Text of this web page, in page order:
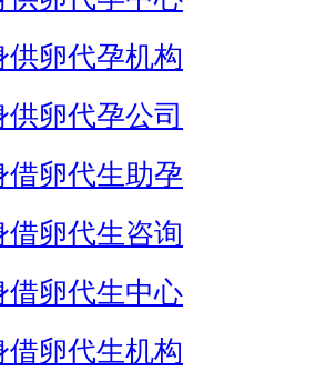
供卵代孕机构
供卵代孕公司
借卵代生助孕
借卵代生咨询
借卵代生中心
借卵代生机构